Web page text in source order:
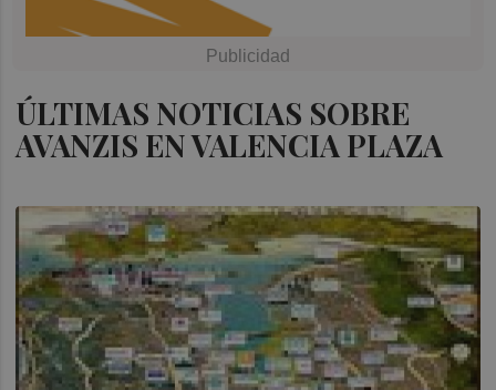
ÚLTIMAS NOTICIAS SOBRE
AVANZIS EN VALENCIA PLAZA